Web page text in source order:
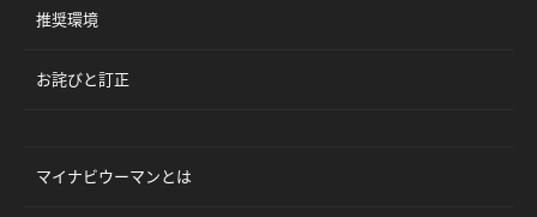
推奨環境
お詫びと訂正
マイナビウーマンとは